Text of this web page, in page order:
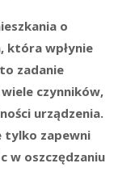
o
która wpłynie
zadanie
czynników,
urządzenia.
tylko zapewni
w oszczędzaniu